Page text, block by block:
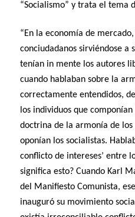
“Socialismo” y trata el tema
“En la economía de
conciudadanos sirviéndose a
tenían in mente los autores
cuando hablaban sobre la
correctamente entendidos,
los individuos que
doctrina de la armonía de los
oponían los socialistas.
conflicto de intereses’ entre
significa esto? Cuando Karl
del Manifiesto Comunista,
inauguró su movimiento